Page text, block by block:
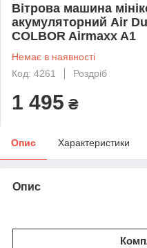
Вітрова машина
акумуляторний Air
COLBOR Airmaxx A1
Немає в наявності
Код: 4261
Роздріб
1 495 ₴
Опис Характеристики
Опис